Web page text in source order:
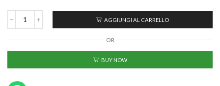
AGGIUNGI AL CARRELLO
OR
BUY NOW